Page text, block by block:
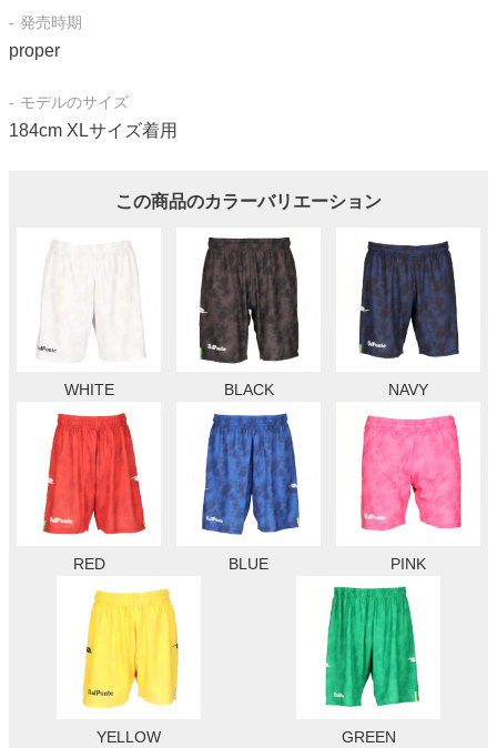
発売時期
proper
モデルのサイズ
184cm XLサイズ着用
この商品のカラーバリエーション
WHITE BLACK NAVY
RED BLUE PINK
YELLOW GREEN